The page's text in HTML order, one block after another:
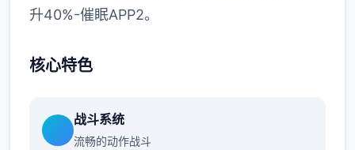
升40%-催眠APP2。
核心特色
战斗系统
流畅的动作战斗